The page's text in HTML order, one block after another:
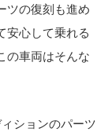
ツの復刻も進め
安心して乗れる
の車両はそんな
ションのパーツ